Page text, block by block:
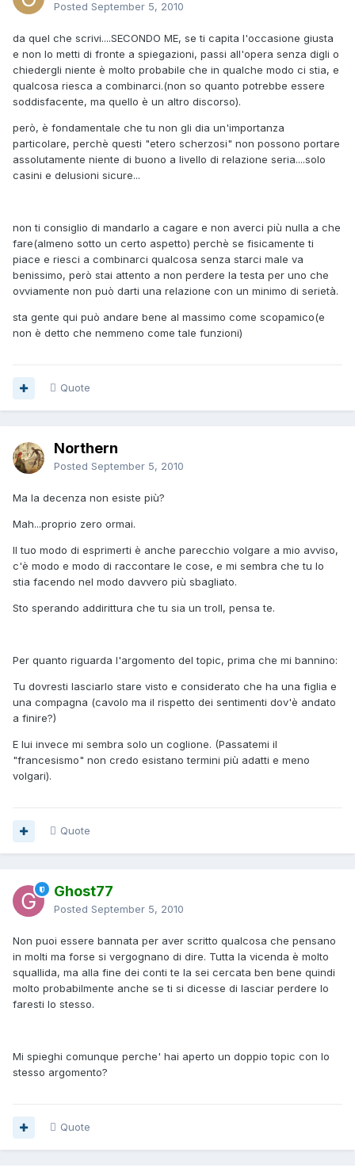
Posted September 5, 2010
da quel che scrivi....SECONDO ME, se ti capita l'occasione giusta
e non lo metti di fronte a spiegazioni, passi all'opera senza digli o
chiedergli niente è molto probabile che in qualche modo ci stia, e
qualcosa riesca a combinarci.(non so quanto potrebbe essere
soddisfacente, ma quello è un altro discorso).
però, è fondamentale che tu non gli dia un'importanza
particolare, perchè questi "etero scherzosi" non possono portare
assolutamente niente di buono a livello di relazione seria....solo
casini e delusioni sicure...
non ti consiglio di mandarlo a cagare e non averci più nulla a che
fare(almeno sotto un certo aspetto) perchè se fisicamente ti
piace e riesci a combinarci qualcosa senza starci male va
benissimo, però stai attento a non perdere la testa per uno che
ovviamente non può darti una relazione con un minimo di serietà.
sta gente qui può andare bene al massimo come scopamico(e
non è detto che nemmeno come tale funzioni)
Quote
Northern
Posted September 5, 2010
Ma la decenza non esiste più?
Mah...proprio zero ormai.
Il tuo modo di esprimerti è anche parecchio volgare a mio avviso,
c'è modo e modo di raccontare le cose, e mi sembra che tu lo
stia facendo nel modo davvero più sbagliato.
Sto sperando addirittura che tu sia un troll, pensa te.
Per quanto riguarda l'argomento del topic, prima che mi bannino:
Tu dovresti lasciarlo stare visto e considerato che ha una figlia e
una compagna (cavolo ma il rispetto dei sentimenti dov'è andato
a finire?)
E lui invece mi sembra solo un coglione. (Passatemi il
"francesismo" non credo esistano termini più adatti e meno
volgari).
Quote
Ghost77
Posted September 5, 2010
Non puoi essere bannata per aver scritto qualcosa che pensano
in molti ma forse si vergognano di dire. Tutta la vicenda è molto
squallida, ma alla fine dei conti te la sei cercata ben bene quindi
molto probabilmente anche se ti si dicesse di lasciar perdere lo
faresti lo stesso.
Mi spieghi comunque perche' hai aperto un doppio topic con lo
stesso argomento?
Quote